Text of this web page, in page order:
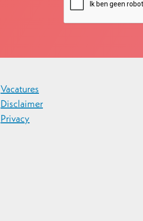
Vacatures
Disclaimer
Privacy